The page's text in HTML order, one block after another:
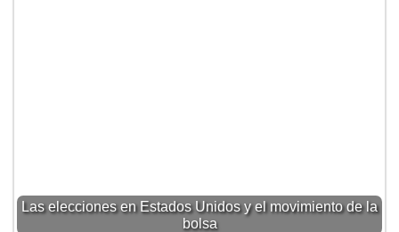
Las elecciones en Estados Unidos y el movimiento de la
bolsa